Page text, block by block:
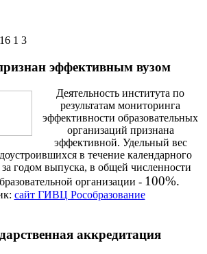
эффективным вузом
Деятельность института по
результатам мониторинга
эффективности образовательных
организаций признана
эффективной. Удельный вес
в течение календарного
годом выпуска, в общей численности
организации - 100%.
сайт ГИВЦ Рособразование
аккредитация